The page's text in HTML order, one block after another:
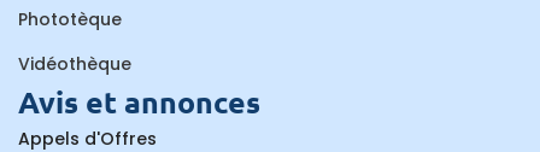
Phototèque
Vidéothèque
Avis et annonces
Appels d'Offres